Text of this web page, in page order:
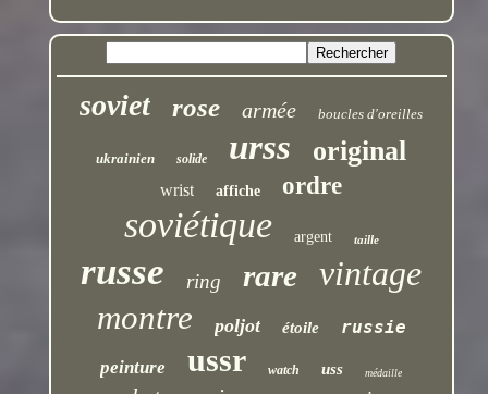
soviet rose armée boucles d'oreilles
ukrainien solide urss original
wrist affiche ordre
soviétique argent taille
russe ring rare vintage
montre poljot étoile
russie
peinture
ussr watch uss médaille